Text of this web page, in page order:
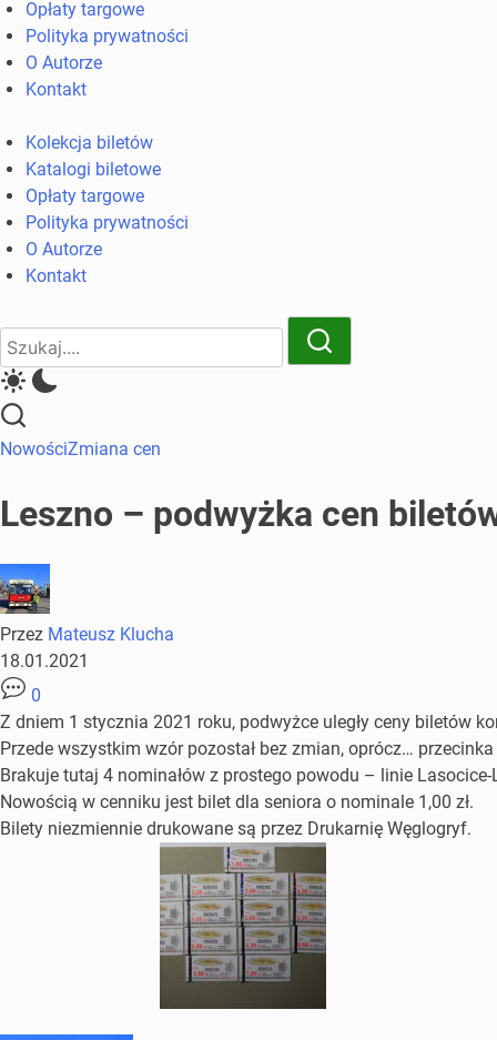
komunikacji
miejskiej
Opłaty targowe
Polityka prywatności
O Autorze
Kontakt
Kolekcja biletów
Katalogi biletowe
Opłaty targowe
Polityka prywatności
O Autorze
Kontakt
Close
Search
Search
NowościZmiana cen
Leszno – podwyżka cen
Przez Mateusz Klucha
18.01.2021
0
Z dniem 1 stycznia 2021 roku, podwyżce uległy ceny biletów
Przede wszystkim wzór pozostał bez zmian, oprócz…
Brakuje tutaj 4 nominałów z prostego powodu – linie
Nowością w cenniku jest bilet dla seniora o nominale 1,00 zł.
Bilety niezmiennie drukowane są przez Drukarnię Węglogryf.